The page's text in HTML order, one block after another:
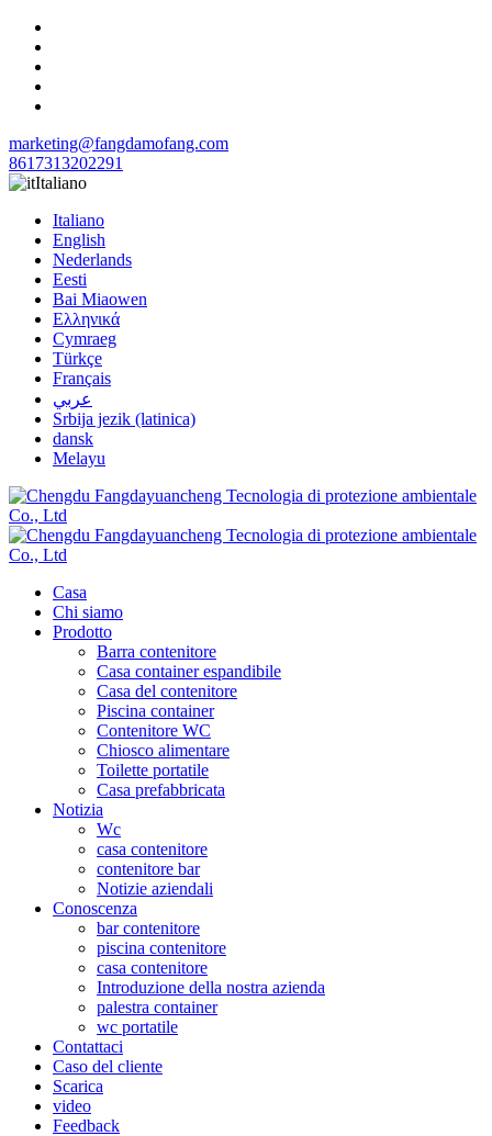
marketing@fangdamofang.com
8617313202291
Italiano
Italiano
English
Nederlands
Eesti
Bai Miaowen
Ελληνικά
Cymraeg
Türkçe
Français
عربي
Srbija jezik (latinica)
dansk
Melayu
Casa
Chi siamo
Prodotto
Barra contenitore
Casa container espandibile
Casa del contenitore
Piscina container
Contenitore WC
Chiosco alimentare
Toilette portatile
Casa prefabbricata
Notizia
Wc
casa contenitore
contenitore bar
Notizie aziendali
Conoscenza
bar contenitore
piscina contenitore
casa contenitore
Introduzione della nostra azienda
palestra container
wc portatile
Contattaci
Caso del cliente
Scarica
video
Feedback